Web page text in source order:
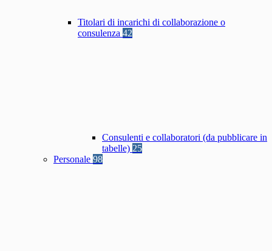
Titolari di incarichi di collaborazione o
consulenza 42
Consulenti e collaboratori (da pubblicare in
tabelle) 25
Personale 98